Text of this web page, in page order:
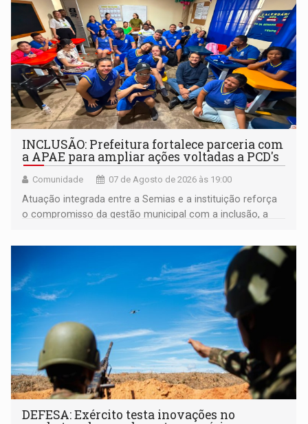
INCLUSÃO: Prefeitura fortalece parceria com
a APAE para ampliar ações voltadas a PCD's
Comunidade 07 de Agosto de 2026 às 19:00
Atuação integrada entre a Semias e a instituição reforça
o compromisso da gestão municipal com a inclusão, a
DEFESA: Exército testa inovações no